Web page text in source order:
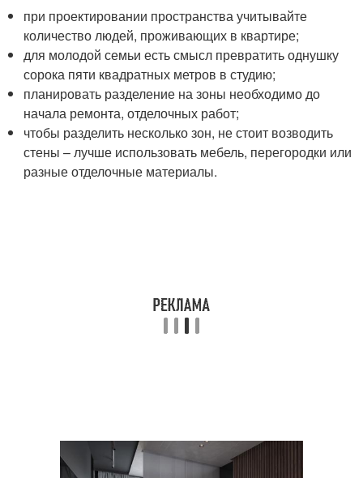
при проектировании пространства учитывайте
количество людей, проживающих в квартире;
для молодой семьи есть смысл превратить однушку
сорока пяти квадратных метров в студию;
планировать разделение на зоны необходимо до
начала ремонта, отделочных работ;
чтобы разделить несколько зон, не стоит возводить
стены – лучше использовать мебель, перегородки или
разные отделочные материалы.